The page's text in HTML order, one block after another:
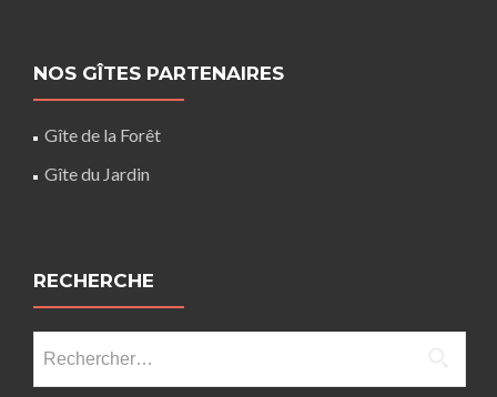
NOS GÎTES PARTENAIRES
Gîte de la Forêt
Gîte du Jardin
RECHERCHE